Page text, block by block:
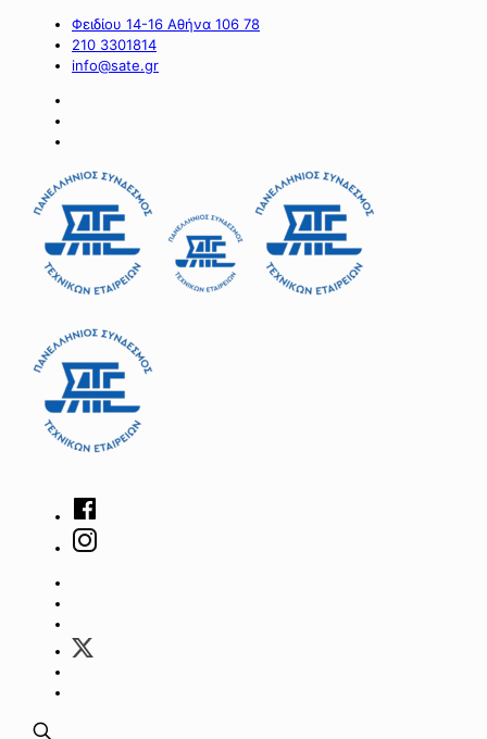
Φειδίου 14-16 Αθήνα 106 78
210 3301814
info@sate.gr